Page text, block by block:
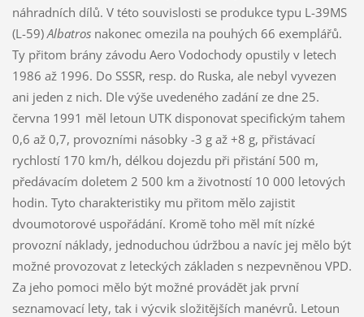
náhradních dílů. V této souvislosti se produkce typu L-39MS
(L-59) Albatrosnakonec omezila na pouhých 66 exemplářů.
Ty přitom brány závodu Aero Vodochody opustily v letech
1986 až 1996. Do SSSR, resp. do Ruska, ale nebyl vyvezen
ani jeden z nich. Dle výše uvedeného zadání ze dne 25.
června 1991 měl letoun UTK disponovat specifickým tahem
0,6 až 0,7, provozními násobky -3 g až +8 g, přistávací
rychlostí 170 km/h, délkou dojezdu při přistání 500 m,
předávacím doletem 2 500 km a životností 10 000 letových
hodin. Tyto charakteristiky mu přitom mělo zajistit
dvoumotorové uspořádání. Kromě toho měl mít nízké
provozní náklady, jednoduchou údržbou a navíc jej mělo být
možné provozovat z leteckých základen s nezpevněnou VPD.
Za jeho pomoci mělo být možné provádět jak první
seznamovací lety, tak i výcvik složitějších manévrů. Letoun